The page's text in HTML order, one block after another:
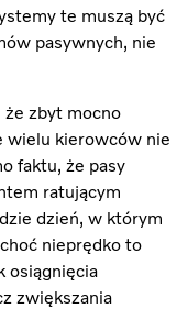
te muszą być
pasywnych, nie
że zbyt mocno
wielu kierowców nie
faktu, że pasy
ratującym
dzień, w którym
nieprędko to
osiągnięcia
zwiększania